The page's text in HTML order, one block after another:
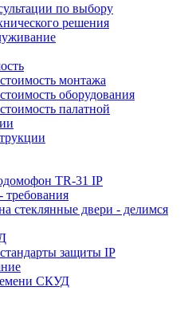
по выбору
решения
монтажа
оборудования
палатной
TR-31 IP
требования
стеклянные двери - делимся
защиты IP
СКУД